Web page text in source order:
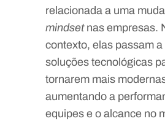
relacionada a uma
mindsetnas empresas.
contexto, elas passam
soluções tecnológicas
tornarem mais
aumentando a
equipes e o alcance no